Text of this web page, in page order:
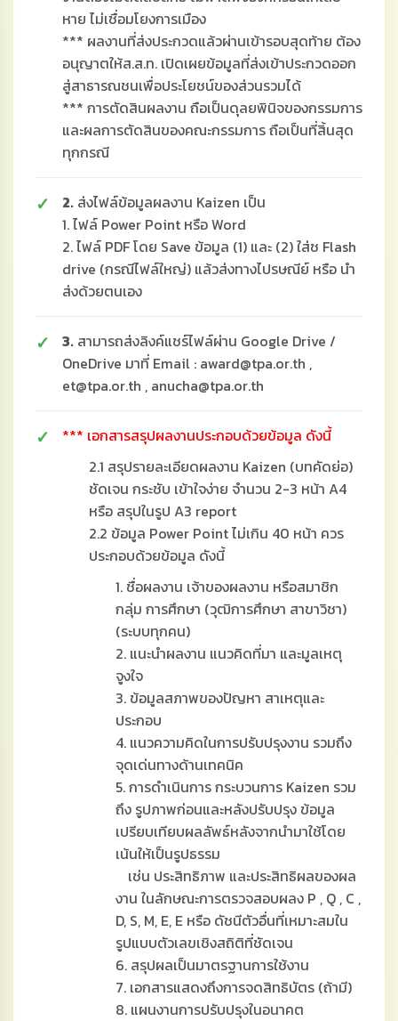
หาย ไม่เชื่อมโยงการเมือง
*** ผลงานที่ส่งประกวดแล้วผ่านเข้ารอบสุดท้าย ต้อง
อนุญาตให้ส.ส.ท. เปิดเผยข้อมูลที่ส่งเข้าประกวดออก
สู่สาธารณชนเพื่อประโยชน์ของส่วนรวมได้
*** การตัดสินผลงาน ถือเป็นดุลยพินิจของกรรมการ
และผลการตัดสินของคณะกรรมการ ถือเป็นที่สิ้นสุด
ทุกกรณี
2. ส่งไฟล์ข้อมูลผลงาน Kaizen เป็น
1. ไฟล์ Power Point หรือ Word
2. ไฟล์ PDF โดย Save ข้อมูล (1) และ (2) ใส่ช Flash
drive (กรณีไฟล์ใหญ่) แล้วส่งทางไปรษณีย์ หรือ นำ
ส่งด้วยตนเอง
3. สามารถส่งลิงค์แชร์ไฟล์ผ่าน Google Drive /
OneDrive มาที่ Email : award@tpa.or.th ,
et@tpa.or.th , anucha@tpa.or.th
*** เอกสารสรุปผลงานประกอบด้วยข้อมูล ดังนี้
2.1 สรุปรายละเอียดผลงาน Kaizen (บทคัดย่อ)
ชัดเจน กระชับ เข้าใจง่าย จำนวน 2-3 หน้า A4
หรือ สรุปในรูป A3 report
2.2 ข้อมูล Power Point ไม่เกิน 40 หน้า ควร
ประกอบด้วยข้อมูล ดังนี้
1. ชื่อผลงาน เจ้าของผลงาน หรือสมาชิก
กลุ่ม การศึกษา (วุฒิการศึกษา สาขาวิชา)
(ระบบทุกคน)
2. แนะนำผลงาน แนวคิดที่มา และมูลเหตุ
จูงใจ
3. ข้อมูลสภาพของปัญหา สาเหตุและ
ประกอบ
4. แนวความคิดในการปรับปรุงงาน รวมถึง
จุดเด่นทางด้านเทคนิค
5. การดำเนินการ กระบวนการ Kaizen รวม
ถึง รูปภาพก่อนและหลังปรับปรุง ข้อมูล
เปรียบเทียบผลลัพธ์หลังจากนำมาใช้โดย
เน้นให้เป็นรูปธรรม
เช่น ประสิทธิภาพ และประสิทธิผลของผล
งาน ในลักษณะการตรวจสอบผลง P , Q , C ,
D, S, M, E, E หรือ ดัชนีตัวอื่นที่เหมาะสมใน
รูปแบบตัวเลขเชิงสถิติที่ชัดเจน
6. สรุปผลเป็นมาตรฐานการใช้งาน
7. เอกสารแสดงถึงการจดสิทธิบัตร (ถ้ามี)
8. แผนงานการปรับปรุงในอนาคต